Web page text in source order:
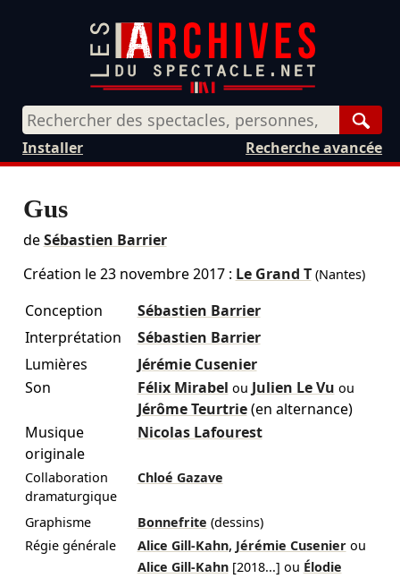
Recherche avancée
Installer
Gus
deSébastien Barrier
Création le23 novembre 2017: Le Grand T(Nantes)
Conception
Sébastien Barrier
Interprétation
Sébastien Barrier
Lumières
Jérémie Cusenier
Son
Félix Mirabel ou Julien Le Vu ou
Jérôme Teurtrie (en alternance)
Musique
originale
Nicolas Lafourest
Collaboration
dramaturgique
Chloé Gazave
Graphisme Bonnefrite (dessins)
Régie générale
Alice Gill-Kahn, Jérémie Cusenier ou
Alice Gill-Kahn [2018...] ou Élodie